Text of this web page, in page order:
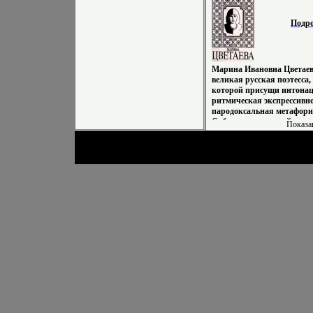
O'Connor), Девид Кларк
Липер (Kyle Leeper).
Марина Ивановна
великая русская
которой присущи
ритмическая
пародоксальная
Собрание сочинений
произведенбюунюия,
французского романа